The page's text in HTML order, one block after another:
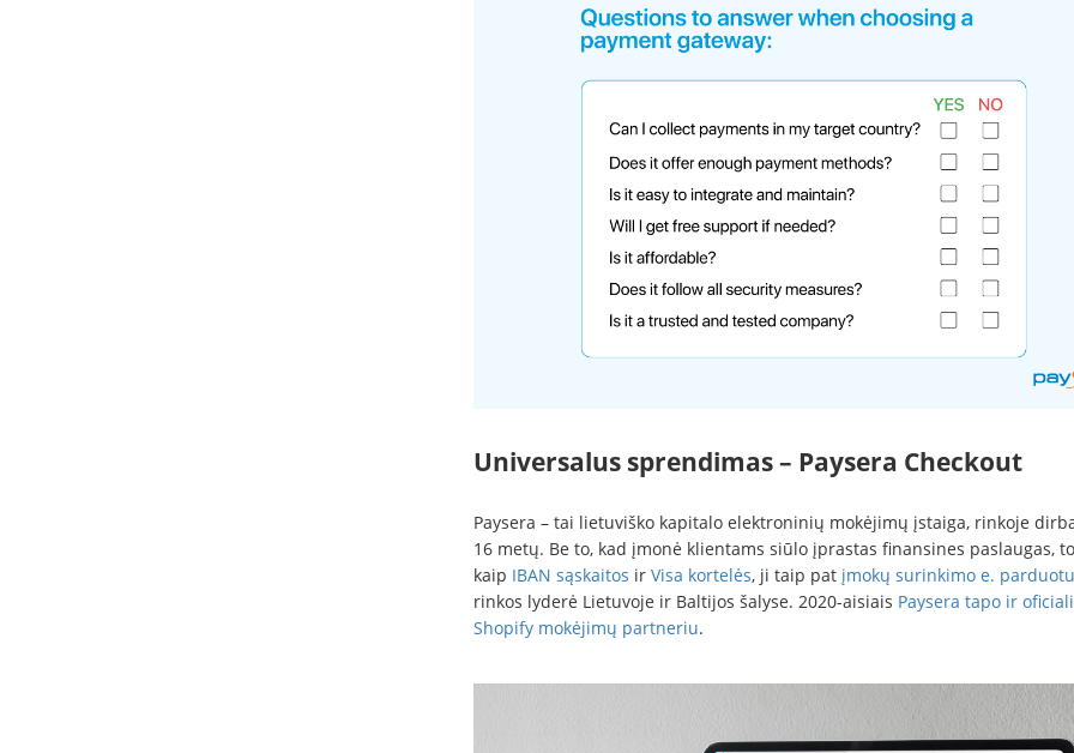
Universalus sprendimas – Paysera Checkout
Paysera – tai lietuviško kapitalo elektroninių mokėjimų įstaiga, rinkoje
16 metų. Be to, kad įmonė klientams siūlo įprastas finansines paslaugas,
kaip IBAN sąskaitos ir Visa kortelės, ji taip pat įmokų surinkimo e.
rinkos lyderė Lietuvoje ir Baltijos šalyse. 2020-aisiais Paysera tapo ir
Shopify mokėjimų partneriu.